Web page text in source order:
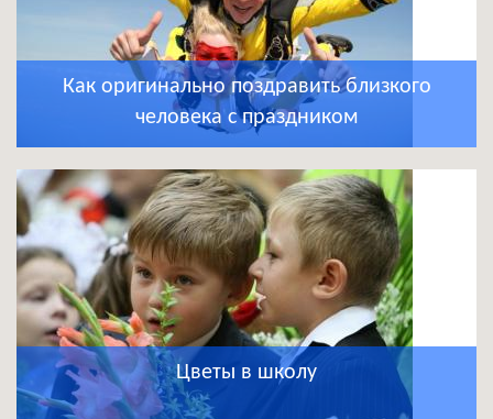
Как оригинально поздравить близкого
человека с праздником
Цветы в школу